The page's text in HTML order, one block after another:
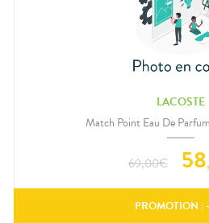
LACOSTE
Match Point Eau De
69,00€ 58,
PROMOTION : -